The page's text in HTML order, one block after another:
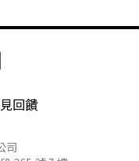
回饋
司